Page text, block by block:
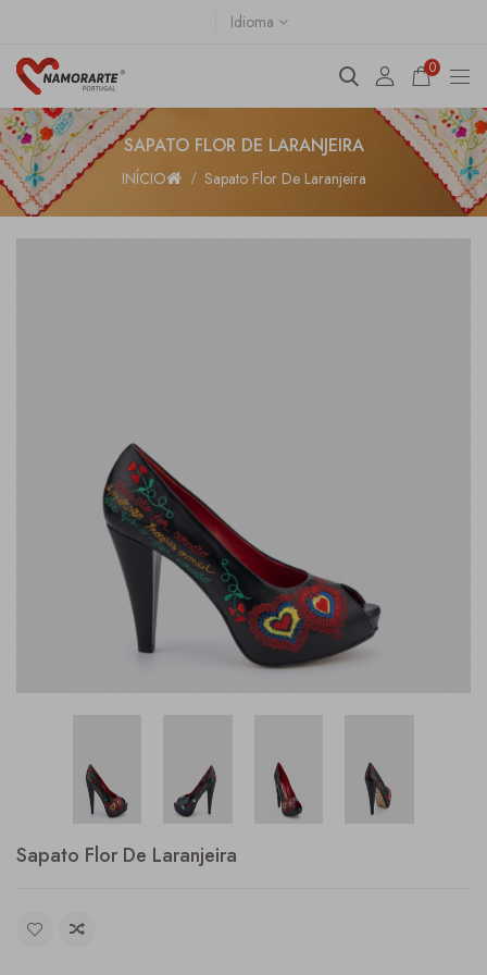
Idioma
0
SAPATO FLOR DE LARANJEIRA
INÍCIO Sapato Flor De Laranjeira
Sapato Flor De Laranjeira